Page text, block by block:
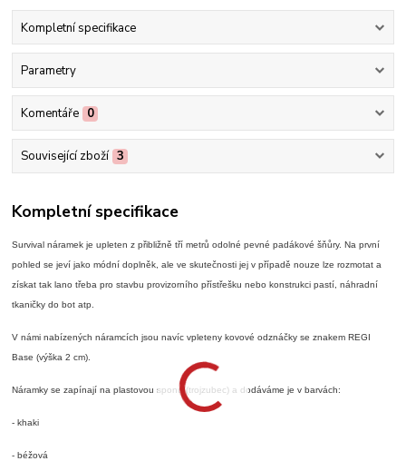
Kompletní specifikace
Parametry
Komentáře 0
Související zboží 3
Kompletní specifikace
Survival náramek je upleten z přibližně tří metrů odolné pevné padákové šňůry. Na první
pohled se jeví jako módní doplněk, ale ve skutečnosti jej v případě nouze lze rozmotat a
získat tak lano třeba pro stavbu provizorního přístřešku nebo konstrukci pastí, náhradní
tkaničky do bot atp.
V námi nabízených náramcích jsou navíc vpleteny kovové odznáčky se znakem REGI
Base (výška 2 cm).
Náramky se zapínají na plastovou sponu (trojzubec) a dodáváme je v barvách:
- khaki
- béžová